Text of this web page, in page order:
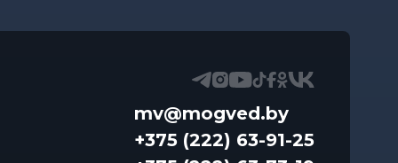
mv@mogved.by
+375 (222) 63-91-25